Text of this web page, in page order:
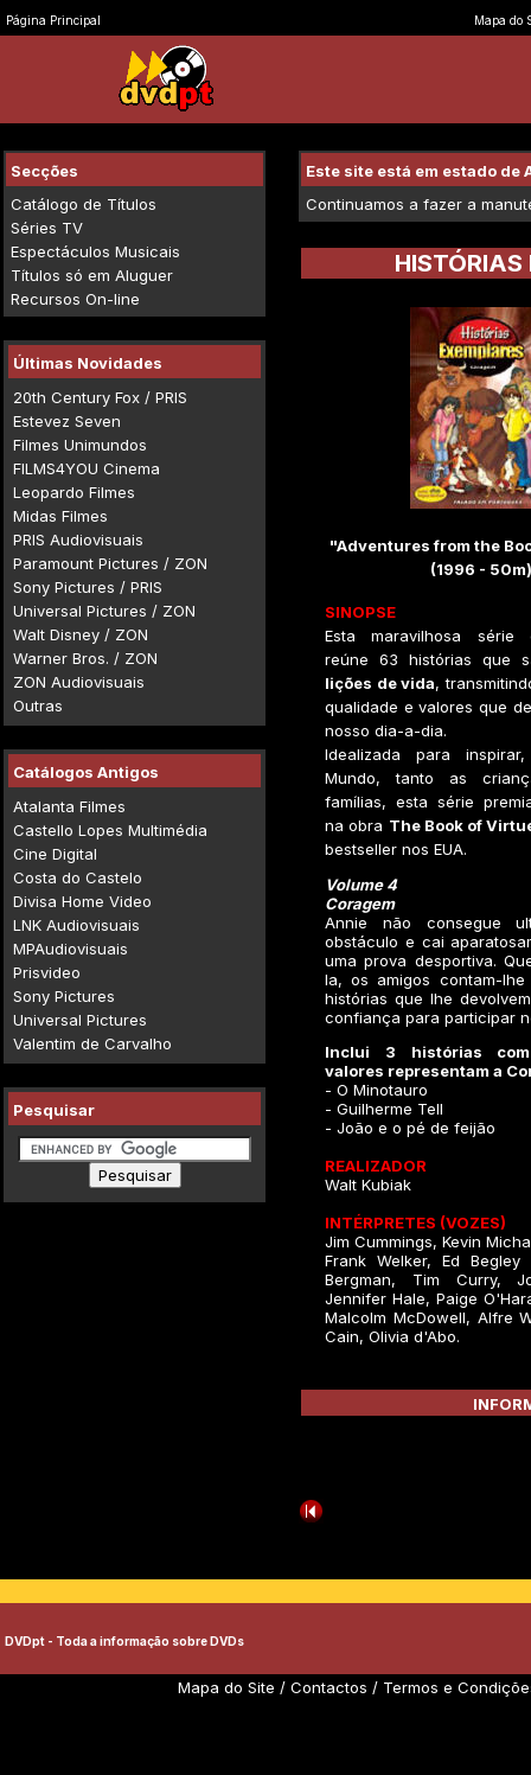
Página Principal Mapa do
Secções
Catálogo de Títulos
Séries TV
Espectáculos Musicais
Títulos só em Aluguer
Recursos On-line
Últimas Novidades
20th Century Fox / PRIS
Estevez Seven
Filmes Unimundos
FILMS4YOU Cinema
Leopardo Filmes
Midas Filmes
PRIS Audiovisuais
Paramount Pictures / ZON
Sony Pictures / PRIS
Universal Pictures / ZON
Walt Disney / ZON
Warner Bros. / ZON
ZON Audiovisuais
Outras
Catálogos Antigos
Atalanta Filmes
Castello Lopes Multimédia
Cine Digital
Costa do Castelo
Divisa Home Video
LNK Audiovisuais
MPAudiovisuais
Prisvideo
Sony Pictures
Universal Pictures
Valentim de Carvalho
Pesquisar
Este site está em estado de
Continuamos a fazer a
"Adventures from the
(1996 - 50m)
SINOPSE
Esta maravilhosa série
reúne 63 histórias que
lições de vida,
qualidade e valores que
nosso dia-a-dia.
Idealizada para
Mundo, tanto as
famílias, esta série
na obra The Book of
bestseller nos EUA.
Volume 4
Coragem
Annie não consegue
obstáculo e cai
uma prova desportiva.
la, os amigos contam-
histórias que lhe
confiança para participar
Inclui 3 histórias
valores representam a
- O Minotauro
- Guilherme Tell
- João e o pé de feijão
REALIZADOR
Walt Kubiak
INTÉRPRETES (VOZES)
Jim Cummings, Kevin
Frank Welker, Ed
Bergman, Tim Curry,
Jennifer Hale, Paige
Malcolm McDowell, Alfre
Cain, Olivia d'Abo.
DVDpt - Toda a informação sobre DVDs
Mapa do Site / Contactos / Termos e